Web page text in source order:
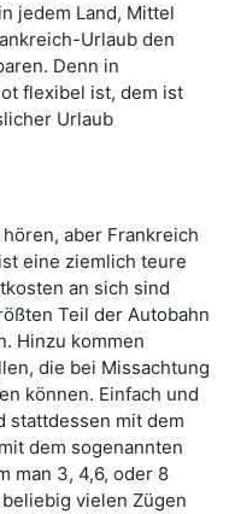
jedem Land, Mittel
Urlaub den
Denn in
flexibel ist, dem ist
Urlaub
aber Frankreich
eine ziemlich teure
an sich sind
Teil der Autobahn
Hinzu kommen
die bei Missachtung
können. Einfach und
stattdessen mit dem
dem sogenannten
man 3, 4,6, oder 8
vielen Zügen